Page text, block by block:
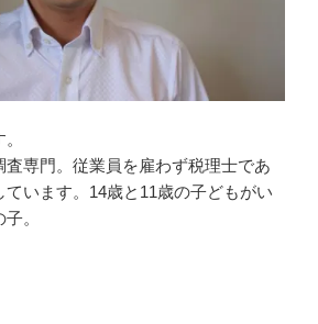
専門。従業員を雇わず税理士であ
ています。14歳と11歳の子どもがい
。